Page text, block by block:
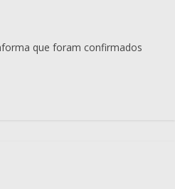
que foram confirmados